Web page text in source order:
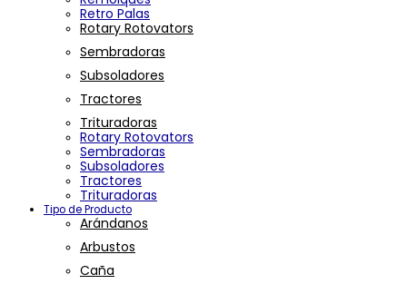
Retro Palas
Rotary Rotovators
Sembradoras
Subsoladores
Tractores
Trituradoras
Rotary Rotovators
Sembradoras
Subsoladores
Tractores
Trituradoras
Tipo de Producto
Arándanos
Arbustos
Caña